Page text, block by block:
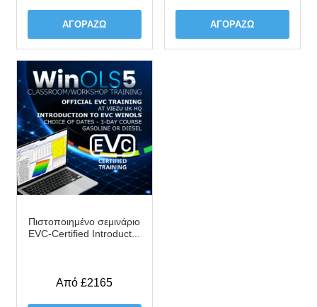
ΑΓΟΡΆΖΩ ΑΓΟΡΆΖΩ
Πιστοποιημένο σεμινάριο
EVC-Certified Introduct...
Από £2165